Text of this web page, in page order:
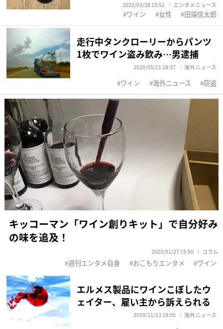
2022/03/28 15:51 エンタメニュース
ワイン 女性 田端信太郎
走行中タンクローリーからパンツ
1枚でワイン盗み飲み…男逮捕
2020/05/11 18:37 海外ニュース
ワイン 海外ニュース 窃盗
キッコーマン「ワイン創りキット」で自分好み
の味を追及！
2020/01/27 15:50 コラム
週刊エンタメ自身 おこもりエンタメ ワイン
エルメス製品にワインこぼしたウ
ェイター、雇い主から訴えられる
2019/11/13 18:05 海外ニュース